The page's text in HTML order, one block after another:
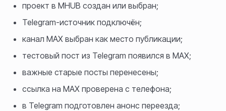
проект в MHUB создан или выбран;
Telegram-источник подключён;
канал MAX выбран как место публикации;
тестовый пост из Telegram появился в MAX;
важные старые посты перенесены;
ссылка на MAX проверена с телефона;
в Telegram подготовлен анонс переезда;